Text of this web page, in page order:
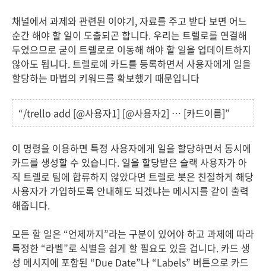
채널에서 과제와 관련된 이야기, 자료를 주고 받다 보면 어느
순간 해야 할 일이 도출되곤 합니다. 우리는 트렐로를 연결해
두었으므로 굳이 트렐로로 이동해 해야 할 일을 업데이트하지
않아도 됩니다. 트렐로에 카드를 등록하면서 사용자에게 일을
할당하는 마법의 키워드를 확보했기 때문입니다
“/trello add [@사용자1] [@사용자2] … [카드이름]”
이 명령을 이용하면 특정 사용자에게 일을 할당하면서 동시에
카드를 생성할 수 있습니다. 일을 할당받은 슬랙 사용자가 아
직 트렐로 팀에 합류하지 않았다면 트렐로 봇은 친절하게 해당
사용자가 가입하도록 안내해도 되겠냐는 메시지를 같이 출력
해줍니다.
모든 할 일은 “언제까지”라는 구분이 있어야 하고 과제에 따라
특정한 “라벨”로 식별을 쉽게 할 필요도 있을 겁니다. 카드 생
성 메시지에 포함된 “Due Date”나 “Labels” 버튼으로 카드